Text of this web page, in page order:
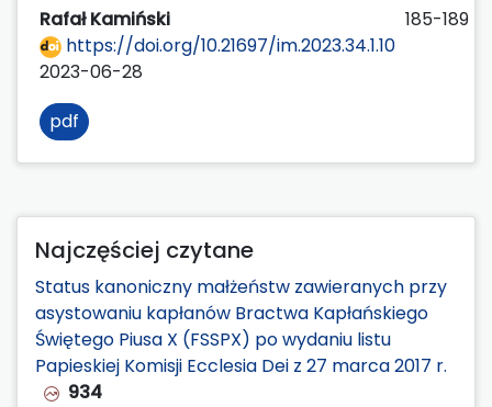
Rafał Kamiński
185-189
https://doi.org/10.21697/im.2023.34.1.10
2023-06-28
pdf
Najczęściej czytane
Status kanoniczny małżeństw zawieranych przy
asystowaniu kapłanów Bractwa Kapłańskiego
Świętego Piusa X (FSSPX) po wydaniu listu
Papieskiej Komisji Ecclesia Dei z 27 marca 2017 r.
934